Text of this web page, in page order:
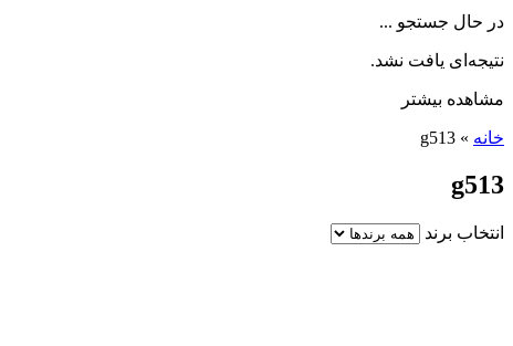
در حال جستجو ...
نتیجه‌ای یافت نشد.
مشاهده بیشتر
خانه »
g513
g513
انتخاب برند